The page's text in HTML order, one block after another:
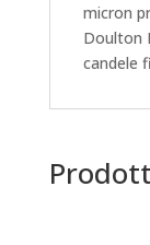
micron
Doulton
candele